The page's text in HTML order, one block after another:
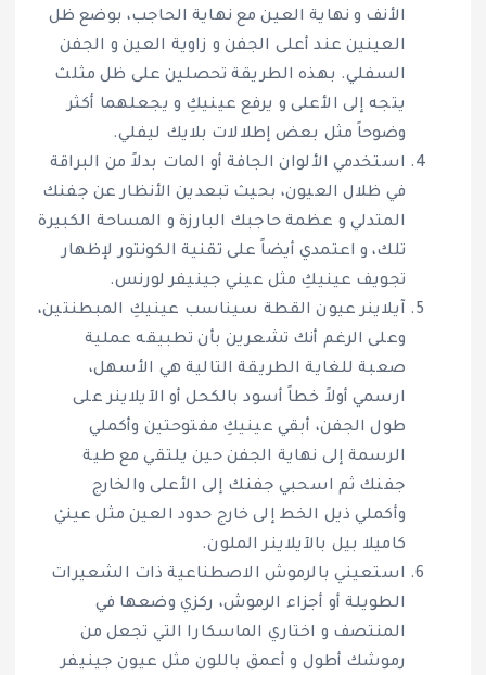
الأنف و نهاية العين مع نهاية الحاجب، بوضع ظل
العينين عند أعلى الجفن و زاوية العين و الجفن
السفلي. بهذه الطريقة تحصلين على ظل مثلث
يتجه إلى الأعلى و يرفع عينيكِ و يجعلهما أكثر
وضوحاً مثل بعض إطلالات بلايك ليفلي.
استخدمي الألوان الجافة أو المات بدلاً من البراقة
في ظلال العيون، بحيث تبعدين الأنظار عن جفنك
المتدلي و عظمة حاجبك البارزة و المساحة الكبيرة
تلك، و اعتمدي أيضاً على تقنية الكونتور لإظهار
تجويف عينيكِ مثل عيني جينيفر لورنس.
آيلاينر عيون القطة سيناسب عينيكِ المبطنتين،
وعلى الرغم أنك تشعرين بأن تطبيقه عملية
صعبة للغاية الطريقة التالية هي الأسهل،
ارسمي أولاً خطاً أسود بالكحل أو الآيلاينر على
طول الجفن، أبقي عينيكِ مفتوحتين وأكملي
الرسمة إلى نهاية الجفن حين يلتقي مع طية
جفنك ثم اسحبي جفنك إلى الأعلى والخارج
وأكملي ذيل الخط إلى خارج حدود العين مثل عينيْ
كاميلا بيل بالآيلاينر الملون.
استعيني بالرموش الاصطناعية ذات الشعيرات
الطويلة أو أجزاء الرموش، ركزي وضعها في
المنتصف و اختاري الماسكارا التي تجعل من
رموشك أطول و أعمق باللون مثل عيون جينيفر